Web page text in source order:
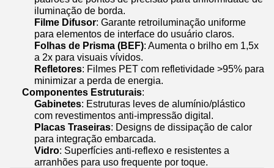
iluminação de borda.
Filme Difusor: Garante retroiluminação uniforme
para elementos de interface do usuário claros.
Folhas de Prisma (BEF): Aumenta o brilho em 1,5x
a 2x para visuais vívidos.
Refletores: Filmes PET com refletividade >95% para
minimizar a perda de energia.
Componentes Estruturais:
Gabinetes: Estruturas leves de alumínio/plástico
com revestimentos anti-impressão digital.
Placas Traseiras: Designs de dissipação de calor
para integração embarcada.
Vidro: Superfícies anti-reflexo e resistentes a
arranhões para uso frequente por toque.